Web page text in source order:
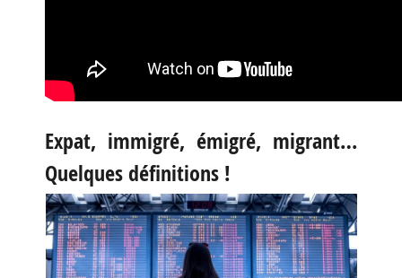
Expat, immigré, émigré, migrant…
Quelques définitions !